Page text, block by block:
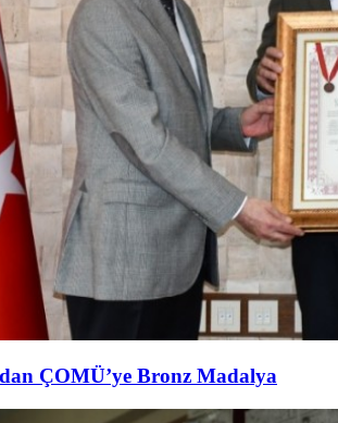
ÇOMÜ’ye Bronz Madalya